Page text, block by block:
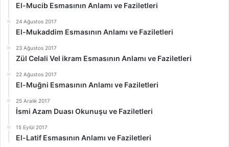
El-Mucib Esmasının Anlamı ve Faziletleri
24 Ağustos 2017
El-Mukaddim Esmasının Anlamı ve Faziletleri
23 Ağustos 2017
Zül Celali Vel ikram Esmasının Anlamı ve Faziletleri
22 Ağustos 2017
El-Muğni Esmasının Anlamı ve Faziletleri
25 Aralık 2017
İsmi Azam Duası Okunuşu ve Faziletleri
15 Eylül 2017
El-Latif Esmasının Anlamı ve Faziletleri